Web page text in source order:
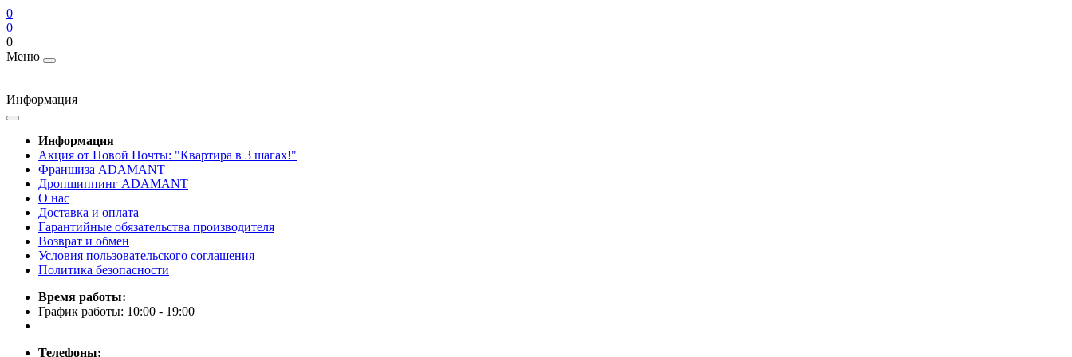
0
0
0
Меню
Информация
Информация
Акция от Новой Почты: "Квартира в 3 шагах!"
Франшиза ADAMANT
Дропшиппинг ADAMANT
О нас
Доставка и оплата
Гарантийные обязательства производителя
Возврат и обмен
Условия пользовательского соглашения
Политика безопасности
Время работы:
График работы: 10:00 - 19:00
Телефоны: